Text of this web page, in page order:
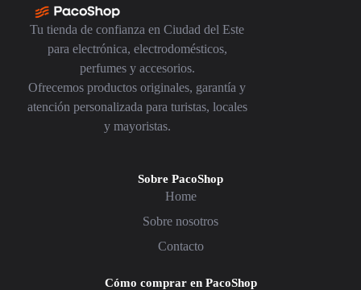
Tu tienda de confianza en Ciudad del Este
para electrónica, electrodomésticos,
perfumes y accesorios.
Ofrecemos productos originales, garantía y
atención personalizada para turistas, locales
y mayoristas.
Sobre PacoShop
Home
Sobre nosotros
Contacto
Cómo comprar en PacoShop